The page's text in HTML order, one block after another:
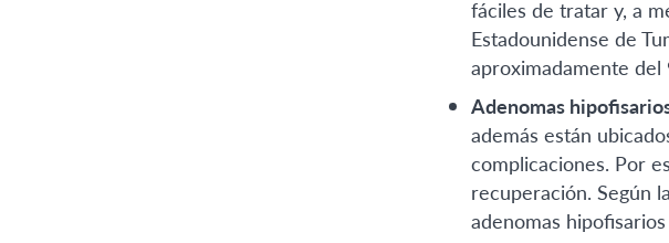
fáciles de tratar y, a
Estadounidense de
aproximadamente del
Adenomas
además están
complicaciones. Por
recuperación. Según
adenomas